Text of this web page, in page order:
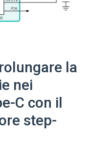
la
nei
C con il
step-